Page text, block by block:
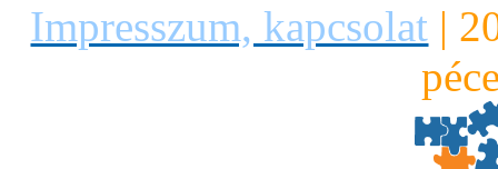
Impresszum, kapcsolat |